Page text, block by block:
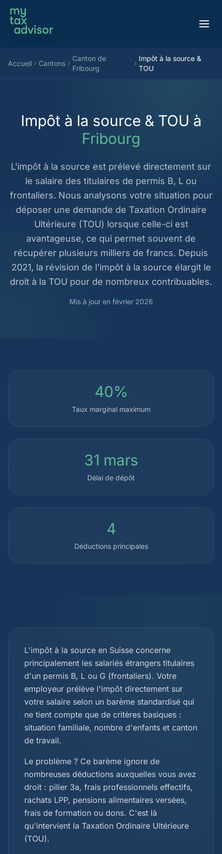
Aller au contenu
Accueil Cantons
Canton de
Fribourg
Impôt à la source &
TOU
Impôt à la source & TOU à
Fribourg
L'impôt à la source est prélevé directement sur
le salaire des titulaires de permis B, L ou
frontaliers. Nous analysons votre situation pour
déposer une demande de Taxation Ordinaire
Ultérieure (TOU) lorsque celle-ci est
avantageuse, ce qui permet souvent de
récupérer plusieurs milliers de francs. Depuis
2021, la révision de l'impôt à la source élargit le
droit à la TOU pour de nombreux contribuables.
Mis à jour en février 2026
40%
Taux marginal maximum
31 mars
Délai de dépôt
4
Déductions principales
L'impôt à la source en Suisse concerne
principalement les salariés étrangers titulaires
d'un permis B, L ou G (frontaliers). Votre
employeur prélève l'impôt directement sur
votre salaire selon un barème standardisé qui
ne tient compte que de critères basiques :
situation familiale, nombre d'enfants et canton
de travail.
Le problème ? Ce barème ignore de
nombreuses déductions auxquelles vous avez
droit : pilier 3a, frais professionnels effectifs,
rachats LPP, pensions alimentaires versées,
frais de formation ou dons. C'est là
qu'intervient la Taxation Ordinaire Ultérieure
(TOU).